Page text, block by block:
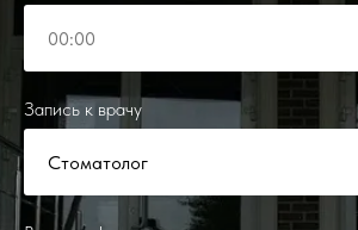
Запись к врачу